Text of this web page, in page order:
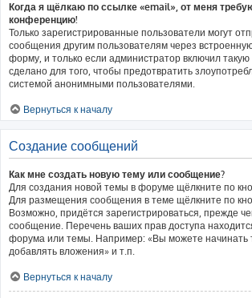
Когда я щёлкаю по ссылке «email», от меня
конференцию!
Только зарегистрированные пользователи могут
сообщения другим пользователям через
форму, и только если администратор включил
сделано для того, чтобы предотвратить
системой анонимными пользователями.
Вернуться к началу
Создание сообщений
Как мне создать новую тему или сообщение?
Для создания новой темы в форуме щёлкните по
Для размещения сообщения в теме щёлкните по
Возможно, придётся зарегистрироваться, прежде
сообщение. Перечень ваших прав доступа
форума или темы. Например: «Вы можете начинать
добавлять вложения» и т.п.
Вернуться к началу